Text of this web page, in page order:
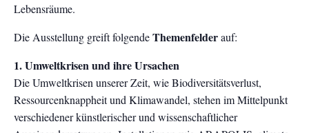
Lebensräume.
Die Ausstellung greift folgendeThemenfelderauf:
1. Umweltkrisen und ihre Ursachen
Die Umweltkrisen unserer Zeit, wie Biodiversitätsverlust,
Ressourcenknappheit und Klimawandel, stehen im Mittelpunkt
verschiedener künstlerischer und wissenschaftlicher